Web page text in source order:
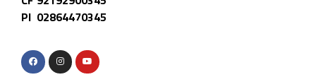
PI 02864470345